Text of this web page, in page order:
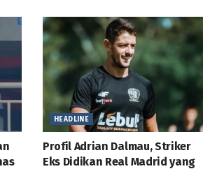
HEADLINE
Profil Adrian Dalmau, Striker
Eks Didikan Real Madrid yang